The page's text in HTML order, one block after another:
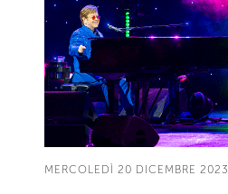
MERCOLEDÌ 20 DICEMBRE 2023